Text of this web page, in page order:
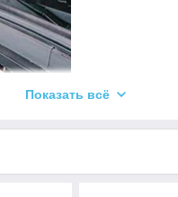
Показать всё